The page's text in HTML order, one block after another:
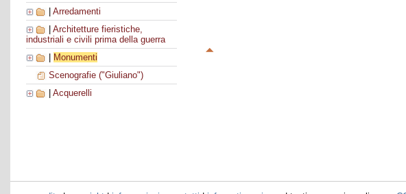
Arredamenti
Architetture fieristiche,
industriali e civili prima della guerra
Monumenti
Scenografie ("Giuliano")
Acquerelli